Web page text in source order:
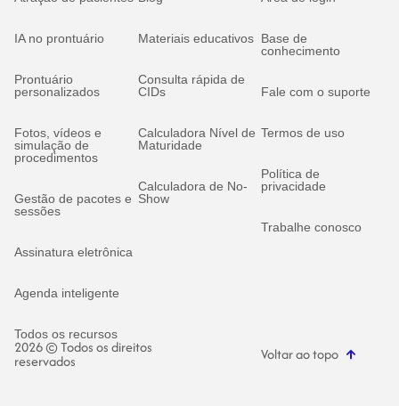
IA no prontuário
Prontuário
personalizados
Fotos, vídeos e
simulação de
procedimentos
Gestão de pacotes e
sessões
Assinatura eletrônica
Agenda inteligente
Todos os recursos
Materiais educativos
Consulta rápida de
CIDs
Calculadora Nível de
Maturidade
Calculadora de No-
Show
Base de
conhecimento
Fale com o suporte
Termos de uso
Política de
privacidade
Trabalhe conosco
2026 © Todos os direitos
reservados Voltar ao topo